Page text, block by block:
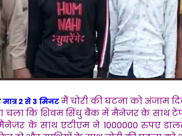
मात्र 2 से 3 मिनटमैं चोरी की घटना को अंजाम
चला कि शिवम सिंधु बैंक में मैनेजर के साथ
के साथ एटीएम ने 1000000 रुपए